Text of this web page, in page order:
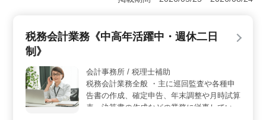
す。特に10年以上の経験者や税理士資格をお持ちの方に
める機会にもつながります。 ＜働きやすさと柔軟な
勤務条件＞ 完全週休二日制に加え、週3〜5日から働き
す。さらに、残業がない点や1日5時間以上からの勤務が
可能な点は、家庭との両立を目指す方にも適していま
す。また、マイカー通勤が可能で、無料駐車場も完備さ
れているため通勤ストレスが軽減されます。 ＜長期
税務会計業務《中高年活躍中・週休二日
制》
会計事務所 / 税理士補助
税務会計業務全般 ・主に巡回監査や各種申
告書の作成、確定申告、年末調整や月時試算
表・決算書の作成などの業務に従事していた